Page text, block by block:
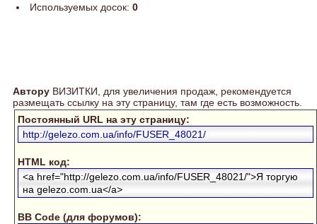
Используемых досок: 0
Автору ВИЗИТКИ, для увеличения продаж, рекомендуется
размещать ссылку на эту страницу, там где есть возможность.
Постоянный URL на эту страницу:
http://gelezo.com.ua/info/FUSER_48021/
HTML код:
<a href="http://gelezo.com.ua/info/FUSER_48021/">Я торгую
на gelezo.com.ua</a>
BB Code (для форумов):